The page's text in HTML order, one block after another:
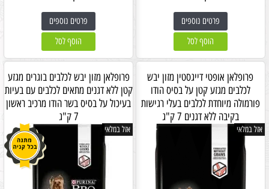
פרטים נוספים
הוסף לסל
פרטים נוספים
הוסף לסל
פרופלאן אופטי דייגסטין מזון יבש
לכלבים מגזע קטן על בסיס הודו
פורמולה מיוחדת לכלבים בעלי רגישות
בקיבה ללא דגנים 7 ק"ג
אזל במלאי
פרופלאן מזון יבש לכלבים בוגרים מגזע
קטן ללא דגנים מתאים לכלבים עם בעיות
בעיכול על בסיס בשר הודו מרכיב ראשון
7 ק"ג
אזל במלאי